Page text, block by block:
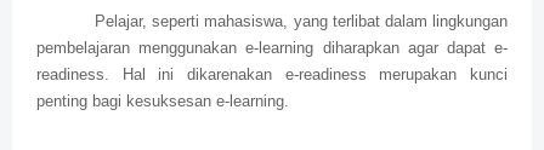
Pelajar, seperti mahasiswa, yang terlibat dalam lingkungan
pembelajaran menggunakan e-learning diharapkan agar dapat e-
readiness. Hal ini dikarenakan e-readiness merupakan kunci
penting bagi kesuksesan e-learning.